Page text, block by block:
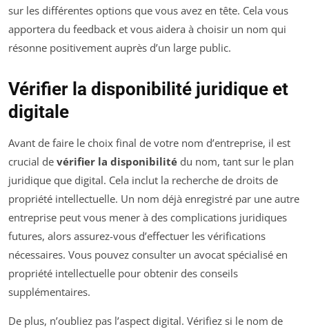
sur les différentes options que vous avez en tête. Cela vous
apportera du feedback et vous aidera à choisir un nom qui
résonne positivement auprès d’un large public.
Vérifier la disponibilité juridique et
digitale
Avant de faire le choix final de votre nom d’entreprise, il est
crucial de vérifier la disponibilité du nom, tant sur le plan
juridique que digital. Cela inclut la recherche de droits de
propriété intellectuelle. Un nom déjà enregistré par une autre
entreprise peut vous mener à des complications juridiques
futures, alors assurez-vous d’effectuer les vérifications
nécessaires. Vous pouvez consulter un avocat spécialisé en
propriété intellectuelle pour obtenir des conseils
supplémentaires.
De plus, n’oubliez pas l’aspect digital. Vérifiez si le nom de